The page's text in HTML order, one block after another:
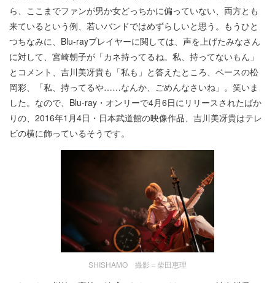
ら、ここまでファンが男か女どっちかに偏っていない、両方とも
来ているという例、若いバンドではめずらしいと思う。もうひと
つちなみに、Blu-rayプレイヤーに関しては、声を上げたみなさん
に対して、宮崎朝子が「カネ持ってるね。私、持ってないもん」
とコメント、吉川美冴貴も「私も」と答えたところ、ベースの松
岡彩、「私、持ってるや……なんか、ごめんなさいね」。笑いま
した。なので、Blu-ray・オンリーで4月6日にリリースされたばか
りの、2016年1月4日・日本武道館の映像作品、吉川美冴貴はテレ
ビの横に飾っているそうです。
SHISHAMO 撮影＝柴田恵理